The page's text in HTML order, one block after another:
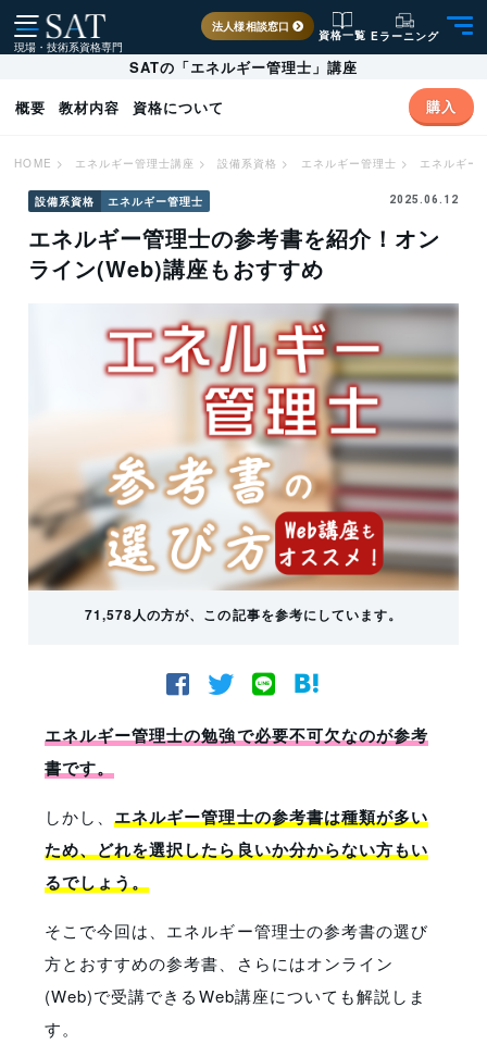
現場・技術系資格専門
法人様相談窓口
資格一覧 Eラーニング
SATの「エネルギー管理士」講座
概要
教材内容 資格について 購入
HOME > エネルギー管理士講座 > 設備系資格 > エネルギー管理士 > エネルギー
設備系資格 エネルギー管理士 2025.06.12
エネルギー管理士の参考書を紹介！オン
ライン(Web)講座もおすすめ
71,578人の方が、この記事を参考にしています。
エネルギー管理士の勉強で必要不可欠なのが参考
書です。
しかし、 エネルギー管理士の参考書は種類が多い
ため、どれを選択したら良いか分からない方もい
るでしょう。
そこで今回は、エネルギー管理士の参考書の選び
方とおすすめの参考書、さらにはオンライン
(Web)で受講できるWeb講座についても解説しま
す。